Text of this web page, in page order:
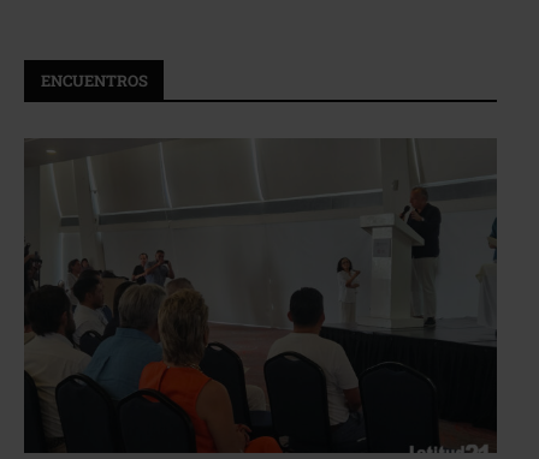
ENCUENTROS